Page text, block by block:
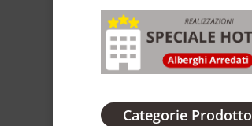
Categorie Prodotto